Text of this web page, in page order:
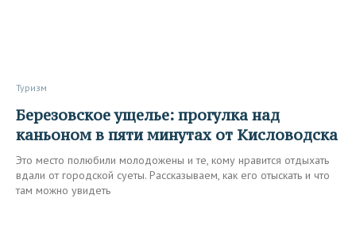
Туризм
Березовское ущелье: прогулка над
каньоном в пяти минутах от Кисловодска
Это место полюбили молодожены и те, кому нравится отдыхать
вдали от городской суеты. Рассказываем, как его отыскать и что
там можно увидеть